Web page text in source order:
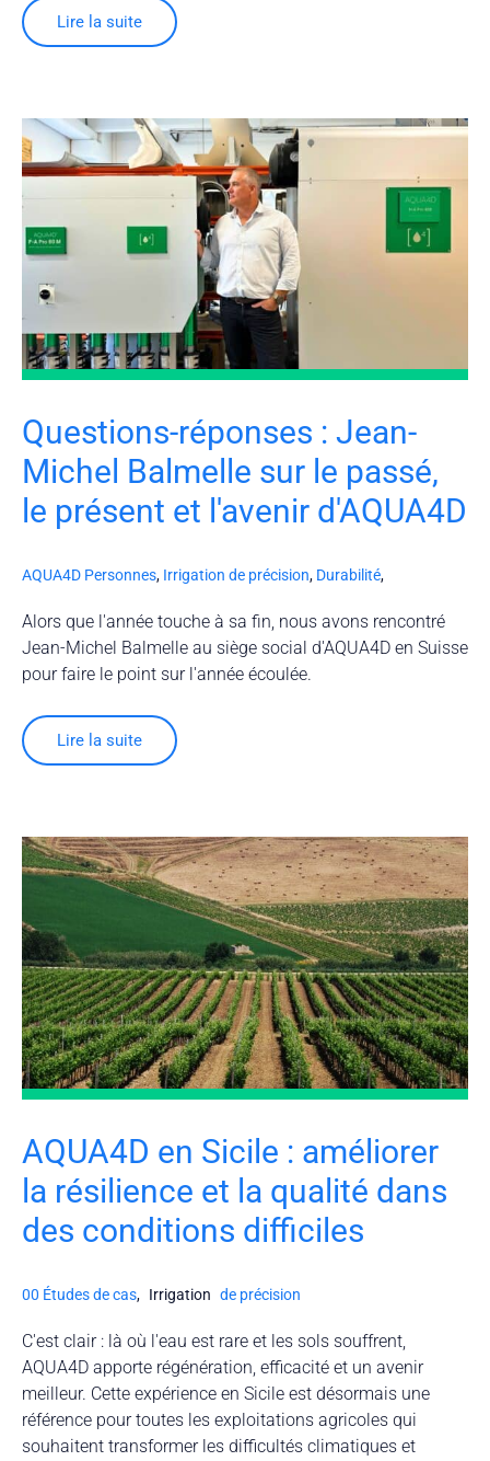
Lire la suite
Questions-réponses : Jean-
Michel Balmelle sur le passé,
le présent et l'avenir d'AQUA4D
AQUA4D Personnes, Irrigation de précision, Durabilité,
Alors que l'année touche à sa fin, nous avons rencontré
Jean-Michel Balmelle au siège social d'AQUA4D en Suisse
pour faire le point sur l'année écoulée.
Lire la suite
AQUA4D en Sicile : améliorer
la résilience et la qualité dans
des conditions difficiles
00 Études de cas, Irrigation de précision
C'est clair : là où l'eau est rare et les sols souffrent,
AQUA4D apporte régénération, efficacité et un avenir
meilleur. Cette expérience en Sicile est désormais une
référence pour toutes les exploitations agricoles qui
souhaitent transformer les difficultés climatiques et